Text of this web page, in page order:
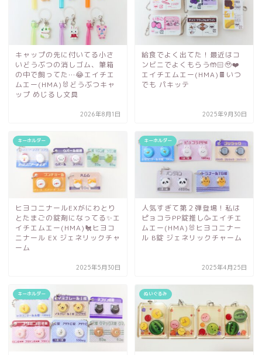
キャップの先に付いてる小さ
いどうぶつの消しゴム、筆箱
の中で飼ってた…😂エイチエ
ムエー(HMA)🐰どうぶつキャ
ップ めじるし文具
2026年8月1日
給食でよく出てた！最近はコ
ンビニでよくもらう🤲🏻🥹❤️
エイチエムエー(HMA)🍫いつ
でも パキッテ
2025年9月30日
キーホルダー
ヒヨコニナールEXがにわとり
とたまごの錠剤になってる✨エ
イチエムエー(HMA)🐔ヒヨコ
ニナール EX ジェネリックチャ
ーム
2025年5月30日
キーホルダー
人気すぎて第２弾登場！私は
ピョコラPP錠推し🥳エイチエ
ムエー(HMA)🐰ヒヨコニナー
ル B錠 ジェネリックチャーム
2025年4月25日
キーホルダー ぬいぐるみ